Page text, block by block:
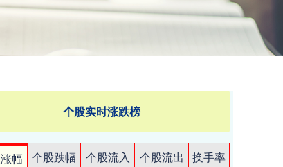
个股实时涨跌榜
幅 个股跌幅 个股流入 个股流出
换手率